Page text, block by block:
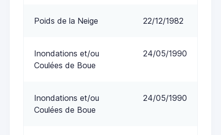
Poids de la Neige 22/12/1982
Inondations et/ou
Coulées de Boue
24/05/1990
Inondations et/ou
Coulées de Boue
24/05/1990